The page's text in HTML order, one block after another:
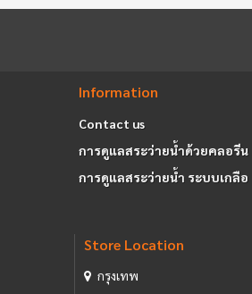
Information
Contact us
การดูแลสระว่ายน้ำด้วยคลอรีน
การดูแลสระว่ายน้ำ ระบบเกลือ
Store Location
กรุงเทพ